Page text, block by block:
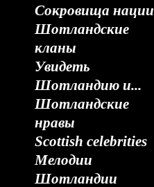
Сокровища нации
Шотландские
кланы
Увидеть
Шотландию и...
Шотландские
нравы
Scottish celebrities
Мелодии
Шотландии